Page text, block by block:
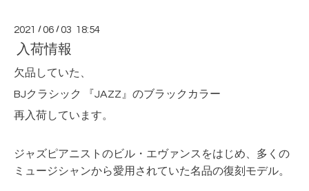
2021 /06 /03 18:54
入荷情報
欠品していた、
BJクラシック 『JAZZ』のブラックカラー
再入荷しています。
ジャズピアニストのビル・エヴァンスをはじめ、多くの
ミュージシャンから愛用されていた名品の復刻モデル。